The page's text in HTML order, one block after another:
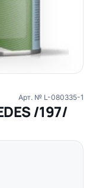
Арт. № L-080335-1
/197/